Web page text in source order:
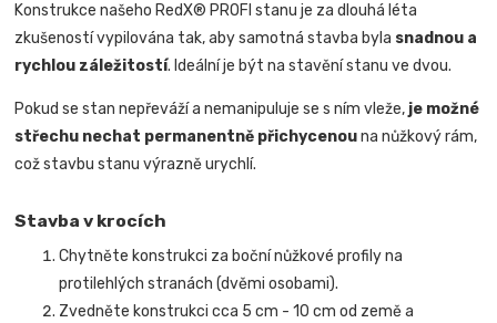
Konstrukce našeho RedX® PROFI stanu je za dlouhá léta
zkušeností vypilována tak, aby samotná stavba byla snadnou a
rychlou záležitostí. Ideální je být na stavění stanu ve dvou.
Pokud se stan nepřeváží a nemanipuluje se s ním vleže, je možné
střechu nechat permanentně přichycenouna nůžkový rám,
což stavbu stanu výrazně urychlí.
Stavba v krocích
Chytněte konstrukci za boční nůžkové profily na
protilehlých stranách (dvěmi osobami).
Zvedněte konstrukci cca 5 cm - 10 cm od země a